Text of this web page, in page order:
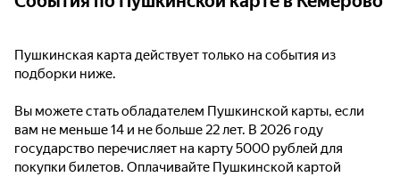
Пушкинская карта действует только на события из
подборки ниже.
Вы можете стать обладателем Пушкинской карты, если
вам не меньше 14 и не больше 22 лет. В 2026 году
государство перечисляет на карту 5000 рублей для
покупки билетов. Оплачивайте Пушкинской картой